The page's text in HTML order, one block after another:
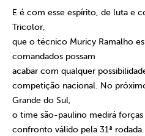
E é com esse espírito, de luta e
Tricolor,
que o técnico Muricy Ramalho
comandados possam
acabar com qualquer
competição nacional. No
Grande do Sul,
o time são-paulino medirá
confronto válido pela 31ª rodada.